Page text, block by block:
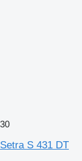
30
Setra S 431 DT